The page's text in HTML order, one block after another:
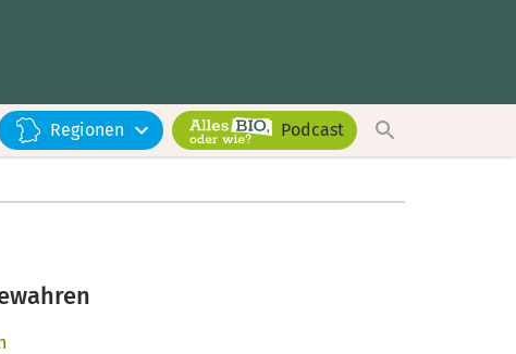
Regionen Podcast